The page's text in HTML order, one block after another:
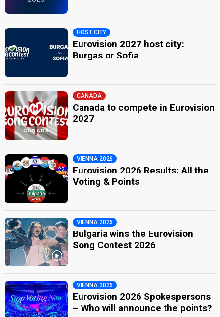
HOST CITY
Eurovision 2027 host city:
Burgas or Sofia
CANADA
Canada to compete in Eurovision
2027
VIENNA 2026
Eurovision 2026 Results: All the
Voting & Points
VIENNA 2026
Bulgaria wins the Eurovision
Song Contest 2026
VIENNA 2026
Eurovision 2026 Spokespersons
– Who will announce the points?